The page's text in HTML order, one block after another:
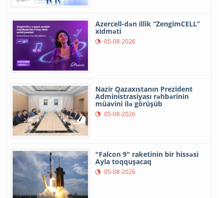
Azercell-dən illik “ZengimCELL”
xidməti
05-08-2026
Nazir Qazaxıstanın Prezident
Administrasiyası rəhbərinin
müavini ilə görüşüb
05-08-2026
"Falcon 9" raketinin bir hissəsi
Ayla toqquşacaq
05-08-2026